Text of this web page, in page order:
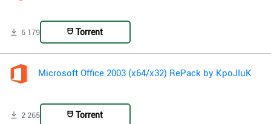
6 179 Torrent
Microsoft Office 2003 (x64/x32) RePack by KpoJIuK
2 265 Torrent